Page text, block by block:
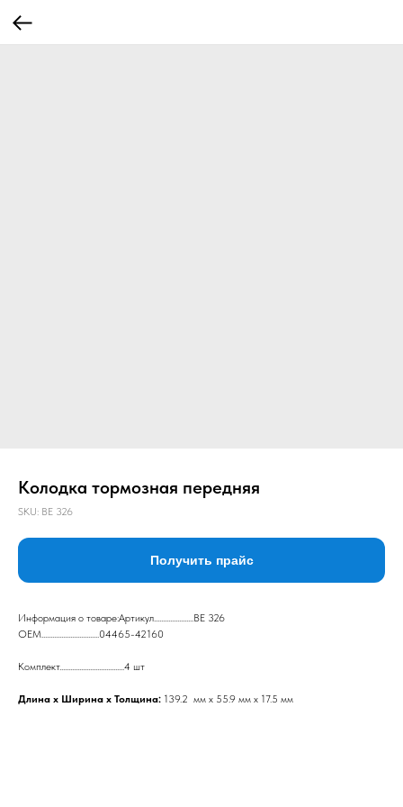
Колодка тормозная передняя
SKU: BE 326
Получить прайс
Информация о товаре:Артикул......................BE 326
ОЕМ................................04465-42160
Комплект....................................4 шт
Длина х Ширина х Толщина: 139.2 мм х 55.9 мм х 17.5 мм